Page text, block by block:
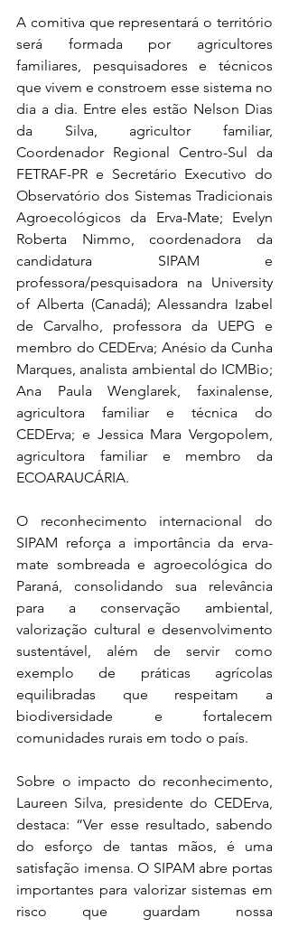
A comitiva que representará o território
será formada por agricultores
familiares, pesquisadores e técnicos
que vivem e constroem esse sistema no
dia a dia. Entre eles estão Nelson Dias
da Silva, agricultor familiar,
Coordenador Regional Centro-Sul da
FETRAF-PR e Secretário Executivo do
Observatório dos Sistemas Tradicionais
Agroecológicos da Erva-Mate; Evelyn
Roberta Nimmo, coordenadora da
candidatura SIPAM e
professora/pesquisadora na University
of Alberta (Canadá); Alessandra Izabel
de Carvalho, professora da UEPG e
membro do CEDErva; Anésio da Cunha
Marques, analista ambiental do ICMBio;
Ana Paula Wenglarek, faxinalense,
agricultora familiar e técnica do
CEDErva; e Jessica Mara Vergopolem,
agricultora familiar e membro da
ECOARAUCÁRIA.
O reconhecimento internacional do
SIPAM reforça a importância da erva-
mate sombreada e agroecológica do
Paraná, consolidando sua relevância
para a conservação ambiental,
valorização cultural e desenvolvimento
sustentável, além de servir como
exemplo de práticas agrícolas
equilibradas que respeitam a
biodiversidade e fortalecem
comunidades rurais em todo o país.
Sobre o impacto do reconhecimento,
Laureen Silva, presidente do CEDErva,
destaca: “Ver esse resultado, sabendo
do esforço de tantas mãos, é uma
satisfação imensa. O SIPAM abre portas
importantes para valorizar sistemas em
risco que guardam nossa